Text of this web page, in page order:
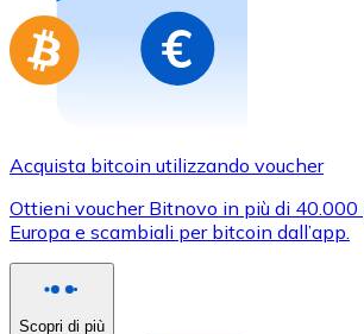
Acquista bitcoin utilizzando voucher
Ottieni voucher Bitnovo in più di
Europa e scambiali per bitcoin dall’app.
Scopri di più